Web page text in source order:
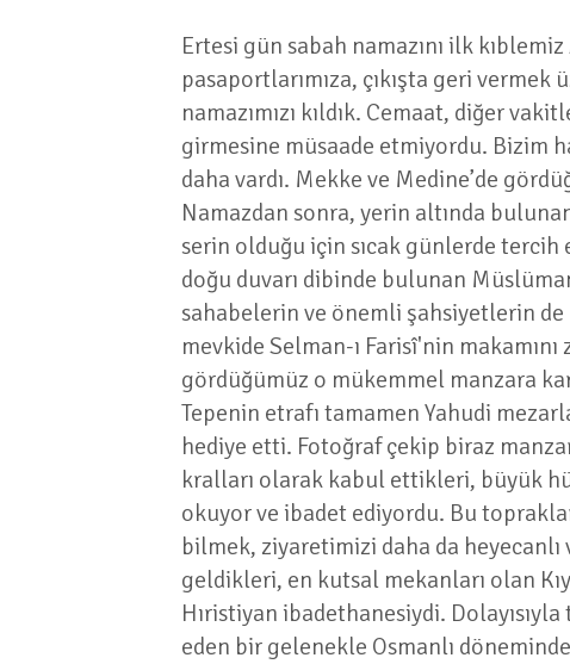
Ertesi gün sabah namazını ilk
pasaportlarımıza, çıkışta geri
namazımızı kıldık. Cemaat, diğer
girmesine müsaade etmiyordu. Bizim
daha vardı. Mekke ve Medine’de
Namazdan sonra, yerin altında
serin olduğu için sıcak günlerde
doğu duvarı dibinde bulunan
sahabelerin ve önemli şahsiyetlerin
mevkide Selman-ı Farisî'nin
gördüğümüz o mükemmel manzara
Tepenin etrafı tamamen Yahudi
hediye etti. Fotoğraf çekip biraz
kralları olarak kabul ettikleri, büyük
okuyor ve ibadet ediyordu. Bu
bilmek, ziyaretimizi daha da
geldikleri, en kutsal mekanları olan
Hıristiyan ibadethanesiydi.
eden bir gelenekle Osmanlı